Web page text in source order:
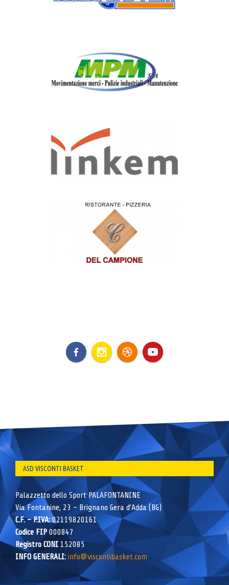
ASD VISCONTI BASKET
Palazzetto dello Sport PALAFONTANINE
Via Fontanine, 23 – Brignano Gera d’Adda (BG)
C.F. – P.IVA:02119820161
Codice FIP000847
Registro CONI 152085
INFO GENERALI: info@viscontibasket.com